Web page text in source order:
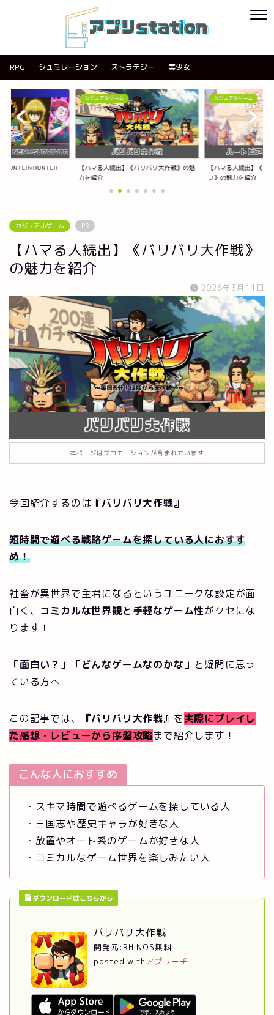
RPG シュミレーション ストラテジー 美少女
バリバリ大作戦》の魅
カジュアルゲーム
【ハマる人続出】《ハートピアスローライ
フ》の魅力を紹介
カジュアルゲーム
【ハマる人続出】《
紹介
カジュアルゲーム PR
【ハマる人続出】《バリバリ大作戦》
の魅力を紹介
2026年3月11日
本ページはプロモーションが含まれています
今回紹介するのは 『バリバリ大作戦』
短時間で遊べる戦略ゲームを探している人におすす
め！
社畜が異世界で主君になるというユニークな設定が面
白く、 コミカルな世界観と手軽なゲーム性がクセにな
ります！
「面白い？」「どんなゲームなのかな」 と疑問に思っ
ている方へ
この記事では、 『バリバリ大作戦』 を 実際にプレイし
た感想・レビューから序盤攻略まで紹介します！
こんな人におすすめ
・スキマ時間で遊べるゲームを探している人
・三国志や歴史キャラが好きな人
・放置やオート系のゲームが好きな人
・コミカルなゲーム世界を楽しみたい人
ダウンロードはこちらから
バリバリ大作戦
開発元: RHINOS無料
posted with アプリーチ